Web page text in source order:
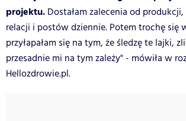
projektu. Dostałam zalecenia od
relacji i postów dziennie. Potem trochę się
przyłapałam się na tym, że śledzę te lajki,
przesadnie mi na tym zależy" - mówiła w
Hellozdrowie.pl.